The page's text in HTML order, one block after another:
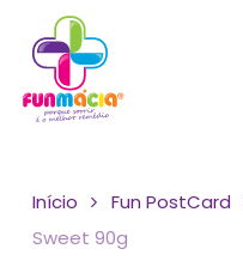
main
content
Cart
Início Fun PostCard
Sweet 90g